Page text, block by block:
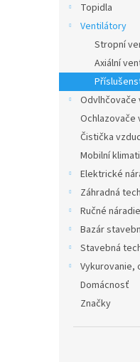
Topidla
Ventilátory
Stropní
Axiální
Odvlhčovače
Ochlazovače
Čistička
Mobilní
Elektrické
Záhradná
Ručné náradie
Bazár
Stavebná
Vykurovanie,
Domácnosť
Značky